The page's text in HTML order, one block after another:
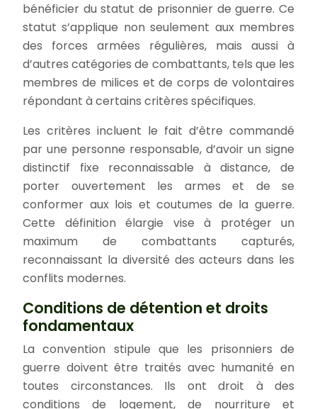
bénéficier du statut de prisonnier de guerre. Ce
statut s’applique non seulement aux membres
des forces armées régulières, mais aussi à
d’autres catégories de combattants, tels que les
membres de milices et de corps de volontaires
répondant à certains critères spécifiques.
Les critères incluent le fait d’être commandé
par une personne responsable, d’avoir un signe
distinctif fixe reconnaissable à distance, de
porter ouvertement les armes et de se
conformer aux lois et coutumes de la guerre.
Cette définition élargie vise à protéger un
maximum de combattants capturés,
reconnaissant la diversité des acteurs dans les
conflits modernes.
Conditions de détention et droits
fondamentaux
La convention stipule que les prisonniers de
guerre doivent être traités avec humanité en
toutes circonstances. Ils ont droit à des
conditions de logement, de nourriture et